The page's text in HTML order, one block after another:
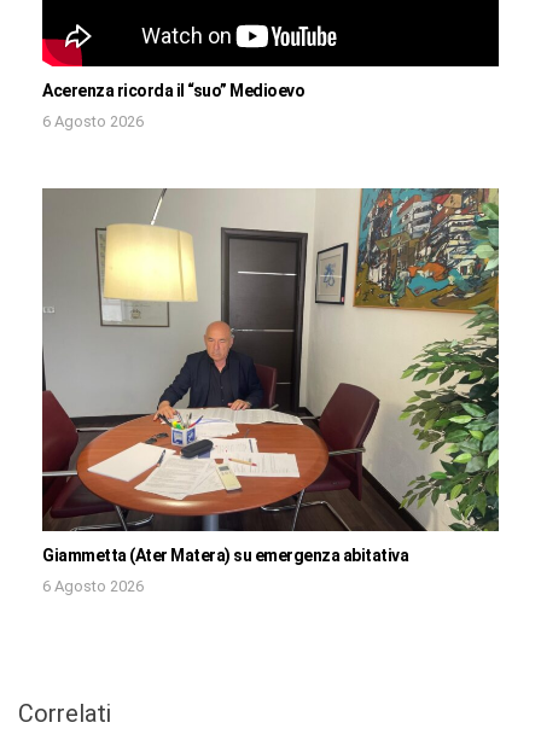
Acerenza ricorda il “suo” Medioevo
6 Agosto 2026
Giammetta (Ater Matera) su emergenza abitativa
6 Agosto 2026
Correlati